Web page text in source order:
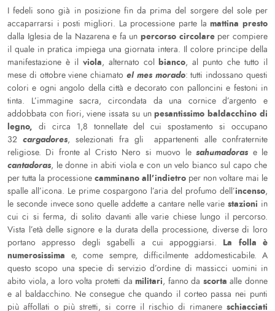
I fedeli sono già in posizione fin da prima del sorgere del sole per
accaparrarsi i posti migliori. La processione parte lamattina presto
dalla Iglesia de la Nazarena e fa unpercorso circolareper compiere
il quale in pratica impiega una giornata intera. Il colore principe della
manifestazione è il viola, alternato colbianco, al punto che tutto il
mese di ottobre viene chiamato el mes morado: tutti indossano questi
colori e ogni angolo della città e decorato con palloncini e festoni in
tinta. L’immagine sacra, circondata da una cornice d’argento e
addobbata con fiori, viene issata su unpesantissimo baldacchino di
legno, di circa 1,8 tonnellate del cui spostamento si occupano
32 cargadores, selezionati fra gli appartenenti alle confraternite
religiose. Di fronte al Cristo Nero si muovo lesahumadoras e le
cantadoras, le donne in abiti viola e con un velo bianco sul capo che
per tutta la processione camminano all’indietro per non voltare mai le
spalle all’icona. Le prime cospargono l’aria del profumo dell’incenso,
le seconde invece sono quelle addette a cantare nelle variestazioni in
cui ci si ferma, di solito davanti alle varie chiese lungo il percorso.
Vista l’età delle signore e la durata della processione, diverse di loro
portano appresso degli sgabelli a cui appoggiarsi. La folla è
numerosissima e, come sempre, difficilmente addomesticabile. A
questo scopo una specie di servizio d’ordine di massicci uomini in
abito viola, a loro volta protetti damilitari, fanno da scorta alle donne
e al baldacchino. Ne consegue che quando il corteo passa nei punti
più affollati o più stretti, si corre il rischio di rimanere schiacciati